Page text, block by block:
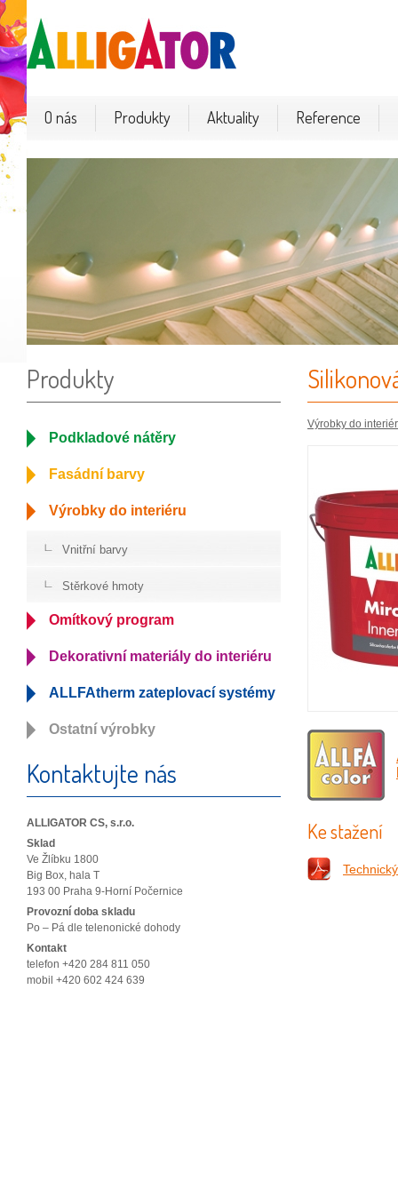
O nás Produkty Aktuality Reference
Produkty
Podkladové nátěry
Fasádní barvy
Výrobky do interiéru
Vnitřní barvy
Stěrkové hmoty
Omítkový program
Dekorativní materiály do interiéru
ALLFAtherm zateplovací systémy
Ostatní výrobky
Kontaktujte nás
ALLIGATOR CS, s.r.o.
Sklad
Ve Žlíbku 1800
Big Box, hala T
193 00 Praha 9-Horní Počernice
Provozní doba skladu
Po – Pá dle telenonické dohody
Kontakt
telefon +420 284 811 050
mobil +420 602 424 639
Výrobky do
Ke stažení